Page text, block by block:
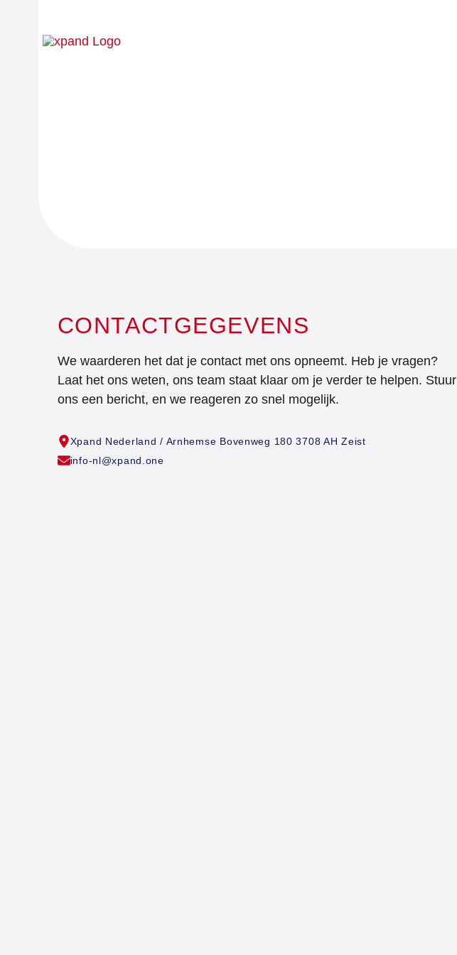
CONTACTGEGEVENS
We waarderen het dat je contact met ons opneemt. Heb je vragen?
Laat het ons weten, ons team staat klaar om je verder te helpen. Stuur
ons een bericht, en we reageren zo snel mogelijk.
Xpand Nederland / Arnhemse Bovenweg 180 3708 AH Zeist
info-nl@xpand.one